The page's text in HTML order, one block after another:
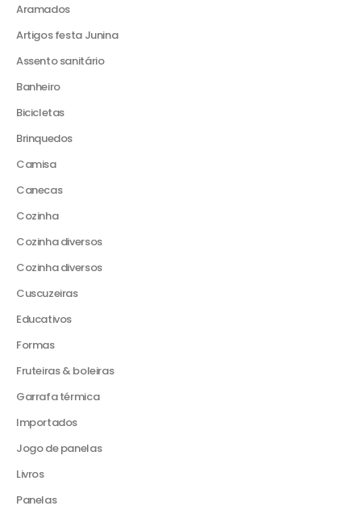
Aramados
Artigos festa Junina
Assento sanitário
Banheiro
Bicicletas
Brinquedos
Camisa
Canecas
Cozinha
Cozinha diversos
Cozinha diversos
Cuscuzeiras
Educativos
Formas
Fruteiras & boleiras
Garrafa térmica
Importados
Jogo de panelas
Livros
Panelas